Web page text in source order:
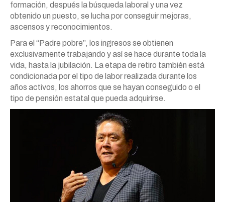
formación, después la búsqueda laboral y una vez
obtenido un puesto, se lucha por conseguir mejoras,
ascensos y reconocimientos.
Para el “Padre pobre”, los ingresos se obtienen
exclusivamente trabajando y así se hace durante toda la
vida, hasta la jubilación. La etapa de retiro también está
condicionada por el tipo de labor realizada durante los
años activos, los ahorros que se hayan conseguido o el
tipo de pensión estatal que pueda adquirirse.